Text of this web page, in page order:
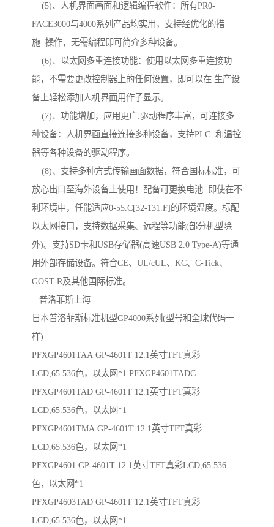
(5)、人机界面画面和逻辑编程软件：所有PR0-
FACE3000与4000系列产品均实用，支持经优化的措
施 操作，无需编程即可简介多种设备。
(6)、以太网多重连接功能：使用以太网多重连接功
能，不需要更改控制器上的任何设置，即可以在 生产设
备上轻松添加人机界面用作子显示。
(7)、功能增加，应用更广:驱动程序丰富，可连接多
种设备：人机界面直接连接多种设备，支持PLC 和温控
器等各种设备的驱动程序。
(8)、支持多种方式传输画面数据，符合国标标准，可
放心出口至海外设备上使用！配备可更换电池 即使在不
利环境中，任能适应0-55.C[32-131.F]的环境温度。标配
以太网接口，支持数据采集、远程等功能(部分机型除
外)。支持SD卡和USB存储器(高速USB 2.0 Type-A)等通
用外部存储设备。符合CE、UL/cUL、KC、C-Tick、
GOST-R及其他国际标准。
普洛菲斯上海
日本普洛菲斯标准机型GP4000系列(型号和全球代码一
样)
PFXGP4601TAA GP-4601T 12.1英寸TFT真彩
LCD,65.536色，以太网*1 PFXGP4601TADC
PFXGP4601TAD GP-4601T 12.1英寸TFT真彩
LCD,65.536色，以太网*1
PFXGP4601TMA GP-4601T 12.1英寸TFT真彩
LCD,65.536色，以太网*1
PFXGP4601 GP-4601T 12.1英寸TFT真彩LCD,65.536
色，以太网*1
PFXGP4603TAD GP-4601T 12.1英寸TFT真彩
LCD,65.536色，以太网*1